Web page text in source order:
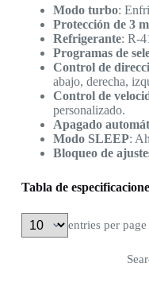
Modo turbo:
Protección de 3
Refrigerante: R-
Programas de
Control de
abajo, derecha,
Control de
personalizado.
Apagado
Modo SLEEP:
Bloqueo de
Tabla de
entries per page